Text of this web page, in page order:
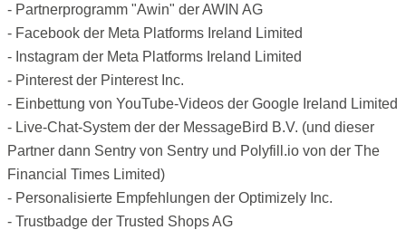
- Partnerprogramm "Awin" der AWIN AG
- Facebook der Meta Platforms Ireland Limited
- Instagram der Meta Platforms Ireland Limited
- Pinterest der Pinterest Inc.
- Einbettung von YouTube-Videos der Google Ireland Limited
- Live-Chat-System der der MessageBird B.V. (und dieser
Partner dann Sentry von Sentry und Polyfill.io von der The
Financial Times Limited)
- Personalisierte Empfehlungen der Optimizely Inc.
- Trustbadge der Trusted Shops AG